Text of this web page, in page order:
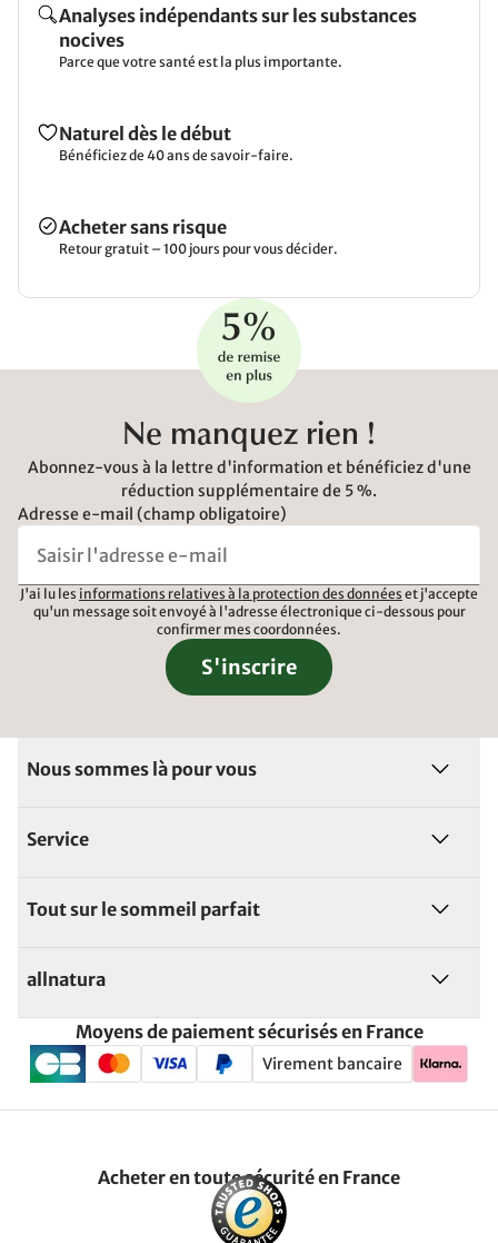
Analyses indépendants sur les substances
nocives
Parce que votre santé est la plus importante.
Naturel dès le début
Bénéficiez de 40 ans de savoir-faire.
Acheter sans risque
Retour gratuit – 100 jours pour vous décider.
Ne manquez rien !
Abonnez-vous à la lettre d'information et bénéficiez d'une
réduction supplémentaire de 5 %.
Adresse e-mail (champ obligatoire)
J'ai lu les informations relatives à la protection des données et j'accepte
qu'un message soit envoyé à l'adresse électronique ci-dessous pour
confirmer mes coordonnées.
S'inscrire
Nous sommes là pour vous
Service
Tout sur le sommeil parfait
allnatura
Moyens de paiement sécurisés en France
Virement bancaire
Acheter en toute sécurité en France